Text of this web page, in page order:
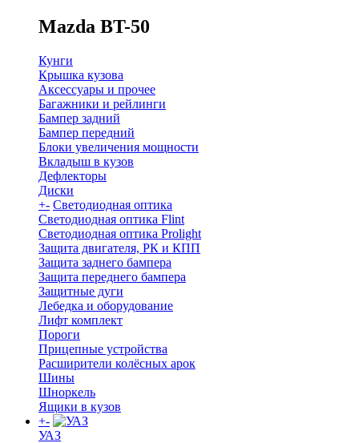
Mazda BT-50
Кунги
Крышка кузова
Аксессуары и прочее
Багажники и рейлинги
Бампер задний
Бампер передний
Блоки увеличения мощности
Вкладыш в кузов
Дефлекторы
Диски
+- Светодиодная оптика
Светодиодная оптика Flint
Светодиодная оптика Prolight
Защита двигателя, РК и КПП
Защита заднего бампера
Защита переднего бампера
Защитные дуги
Лебедка и оборудование
Лифт комплект
Пороги
Прицепные устройства
Расширители колёсных арок
Шины
Шноркель
Ящики в кузов
+-
УАЗ